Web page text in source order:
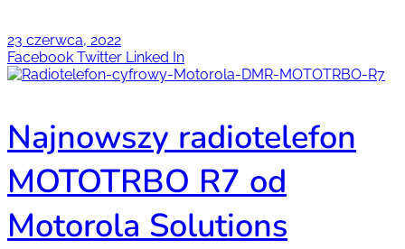
23 czerwca, 2022
Facebook Twitter Linked In
Najnowszy radiotelefon
MOTOTRBO R7 od
Motorola Solutions